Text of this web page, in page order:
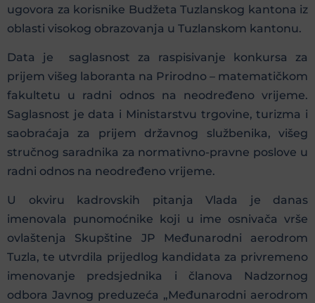
ugovora za korisnike Budžeta Tuzlanskog kantona iz
oblasti visokog obrazovanja u Tuzlanskom kantonu.
Data je saglasnost za raspisivanje konkursa za
prijem višeg laboranta na Prirodno – matematičkom
fakultetu u radni odnos na neodređeno vrijeme.
Saglasnost je data i Ministarstvu trgovine, turizma i
saobraćaja za prijem državnog službenika, višeg
stručnog saradnika za normativno-pravne poslove u
radni odnos na neodređeno vrijeme.
U okviru kadrovskih pitanja Vlada je danas
imenovala punomoćnike koji u ime osnivača vrše
ovlaštenja Skupštine JP Međunarodni aerodrom
Tuzla, te utvrdila prijedlog kandidata za privremeno
imenovanje predsjednika i članova Nadzornog
odbora Javnog preduzeća „Međunarodni aerodrom